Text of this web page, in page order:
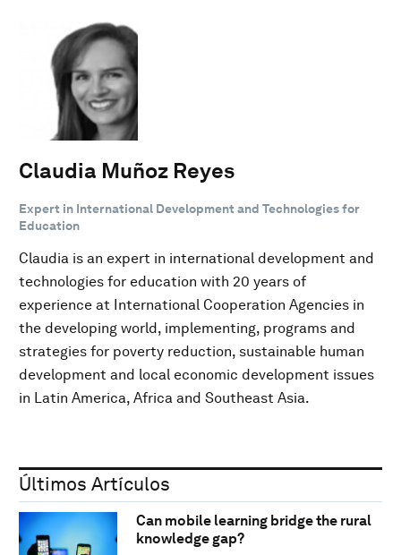
Claudia Muñoz Reyes
Expert in International Development and Technologies for
Education
Claudia is an expert in international development and
technologies for education with 20 years of
experience at International Cooperation Agencies in
the developing world, implementing, programs and
strategies for poverty reduction, sustainable human
development and local economic development issues
in Latin America, Africa and Southeast Asia.
Últimos Artículos
Can mobile learning bridge the rural
knowledge gap?